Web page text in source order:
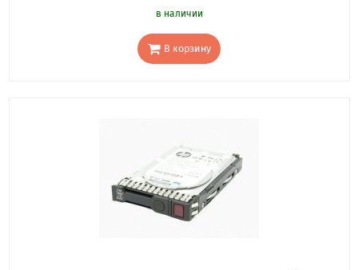
в наличии
В корзину